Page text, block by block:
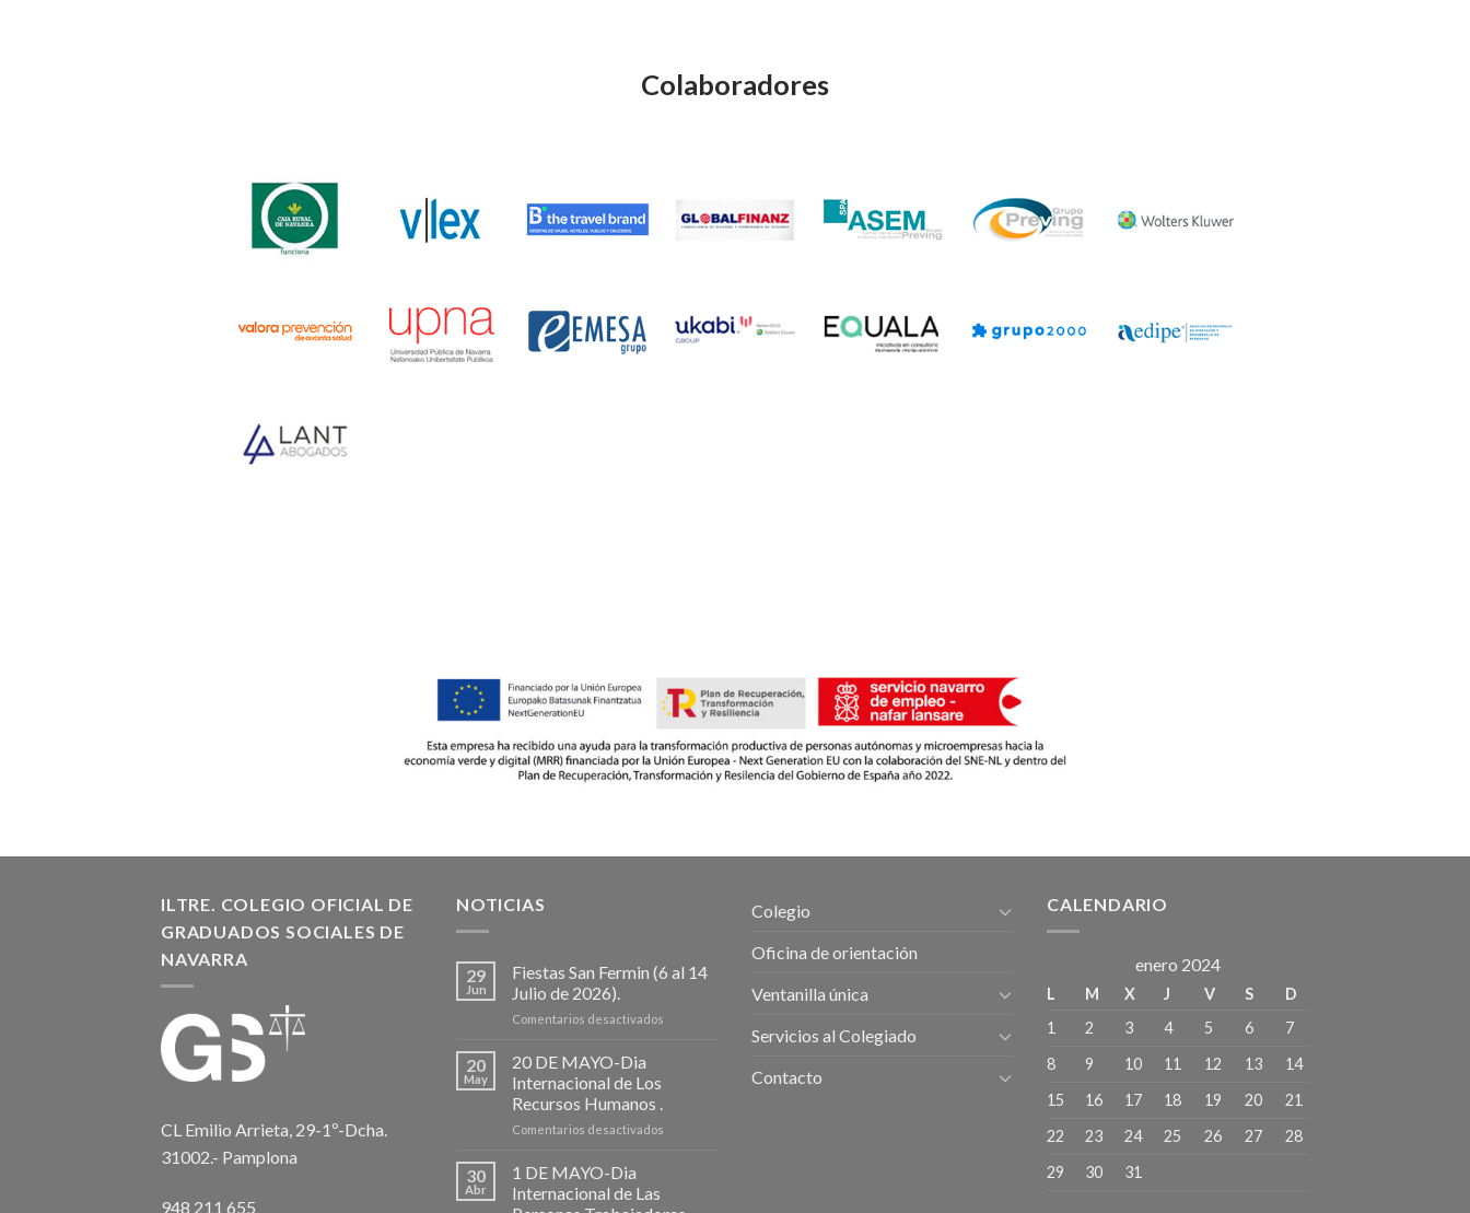
Colaboradores
ILTRE. COLEGIO OFICIAL DE
GRADUADOS SOCIALES DE
NAVARRA
CL Emilio Arrieta, 29-1º-Dcha.
31002.- Pamplona
948 211 655
NOTICIAS
29
Jun
Fiestas San Fermin (6 al 14
Julio de 2026).
Comentarios desactivados
20
May
20 DE MAYO-Dia
Internacional de Los
Recursos Humanos .
Comentarios desactivados
30
Abr
1 DE MAYO-Dia
Internacional de Las
Colegio
Oficina de orientación
Ventanilla única
Servicios al Colegiado
Contacto
CALENDARIO
enero 2024
L M X J V S
D
1
2 3 4 5 6
7
8
9 10 11 12 13
14
15
16 17 18 19 20
21
22
23 24 25 26 27
28
29
30 31